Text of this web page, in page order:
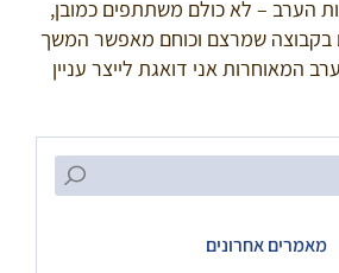
הערב – לא כולם משתתפים כמובן,
בקבוצה שמרצם וכוחם מאפשר המשך
המאוחרות אני דואגת לייצר עניין
מאמרים אחרונים